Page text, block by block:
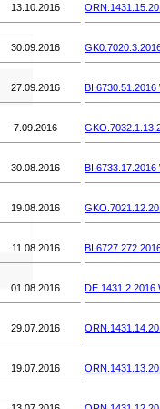
13.10.2016
30.09.2016
27.09.2016
7.09.2016
30.08.2016
19.08.2016
11.08.2016
01.08.2016 DE.1431.2.2016
29.07.2016
19.07.2016